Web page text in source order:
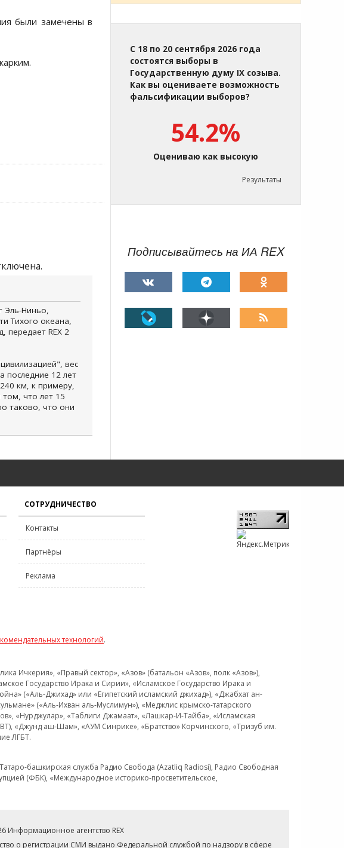
были замечены в
Эль-Ниньо,
Тихого океана,
передает REX 2
вес
последние 12 лет
км, к примеру,
том, что лет 15
таково, что они
С 18 по 20 сентября 2026 года
состоятся выборы в
Государственную думу IX созыва.
Как вы оцениваете возможность
фальсификации выборов?
54.2%
Оцениваю как высокую
Результаты
Подписывайтесь на ИА REX
СОТРУДНИЧЕСТВО
Контакты
Партнёры
Реклама
технологий.
Ичкерия», «Правый сектор», «Азов» (батальон «Азов», полк «Азов»),
Государство Ирака и Сирии», «Исламское Государство Ирака и
(«Аль-Джихад» или «Египетский исламский джихад»), «Джабхат ан-
(«Аль-Ихван аль-Муслимун»), «Меджлис крымско-татарского
«Нурджулар», «Таблиги Джамаат», «Лашкар-И-Тайба», «Исламская
«Джунд аш-Шам», «АУМ Синрике», «Братство» Корчинского, «Тризуб им.
ЛГБТ.
башкирская служба Радио Свобода (Azatliq Radiosi), Радио Свободная
(ФБК), «Международное историко-просветительское,
Информационное агентство REX
о регистрации СМИ выдано Федеральной службой по надзору в сфере